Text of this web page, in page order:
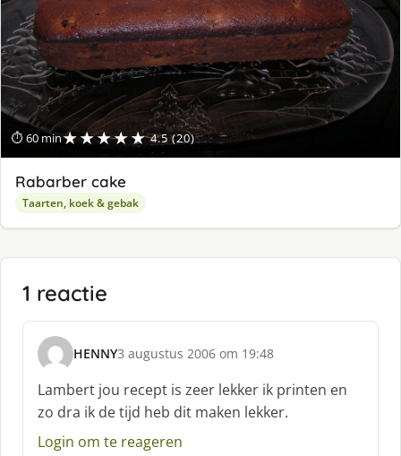
⏱ 60 min★★★★★ 4.5 (20)
Rabarber cake
Taarten, koek & gebak
1 reactie
HENNY
s
c
h
r
e
3 augustus 2006 om 19:48
Lambert jou recept is zeer lekker ik printen en
zo dra ik de tijd heb dit maken lekker.
Login om te reageren